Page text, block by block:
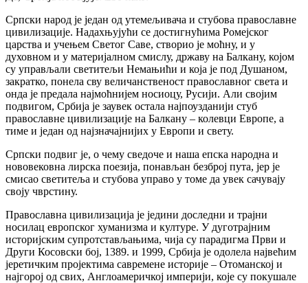
Српски народ је један од утемељивача и стубова православне
цивилизације. Надахњујући се достигнућима Ромејског
царства и учењем Светог Саве, створио је моћну, и у
духовном и у материјалном смислу, државу на Балкану, којом
су управљали светитељи Немањићи и која је под Душаном,
закратко, понела сву величанственост православног света и
онда је предала најмоћнијем носиоцу, Русији. Али својим
подвигом, Србија је заувек остала најпоузданији стуб
православне цивилизације на Балкану – колевци Европе, а
тиме и један од најзначајнијих у Европи и свету.
Српски подвиг је, о чему сведоче и наша епска народна и
нововековна лирска поезија, понављан безброј пута, јер је
смисао светитеља и стубова управо у томе да увек сачувају
своју чврстину.
Православна цивилизација је једини доследни и трајни
носилац европског хуманизма и културе. У дуготрајним
историјским супротстављањима, чија су парадигма Први и
Други Косовски бој, 1389. и 1999, Србија је одолела највећим
јеретичким пројектима савремене историје – Отоманској и
најгорој од свих, Англоамеричкој империји, које су покушале